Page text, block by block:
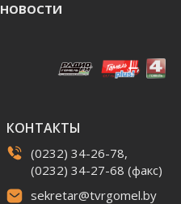
НОВОСТИ
КОНТАКТЫ
(0232) 34-26-78,
(0232) 34-27-68 (факс)
sekretar@tvrgomel.by